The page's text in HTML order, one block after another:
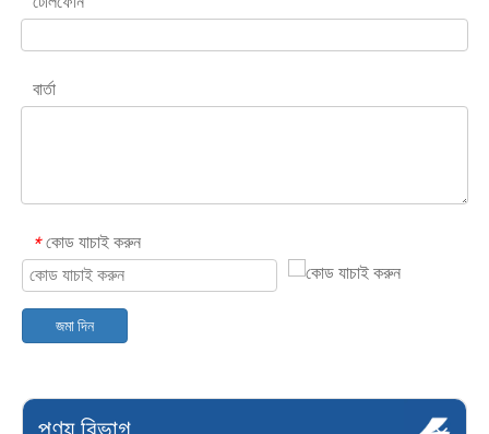
বার্তা
* কোড যাচাই করুন
জমা দিন